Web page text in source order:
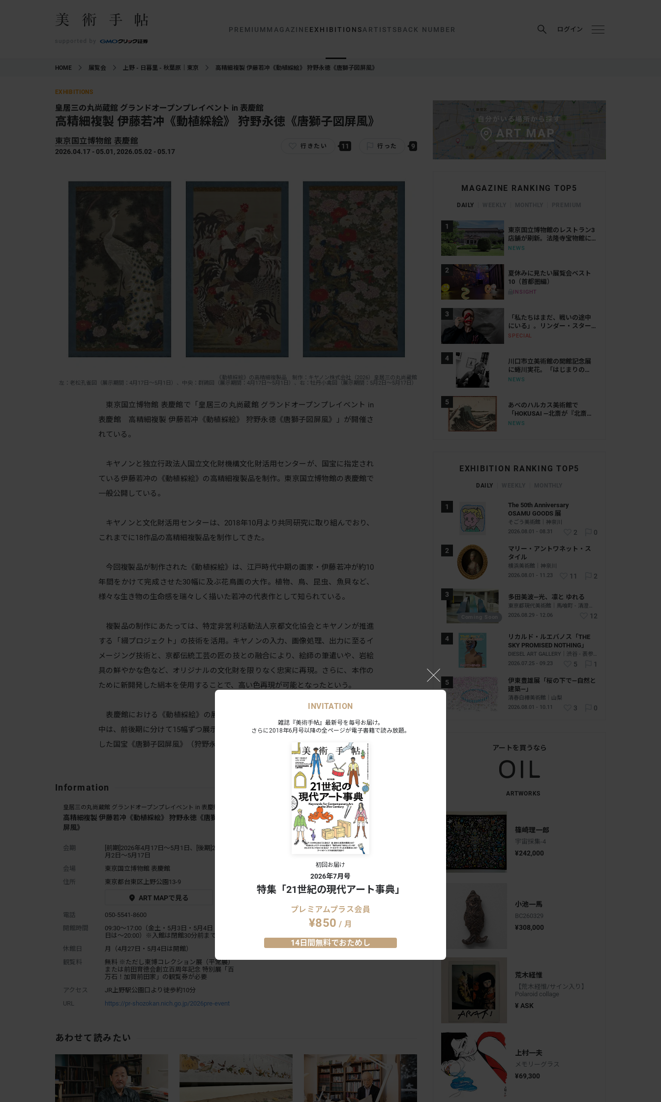
PREMIUM MAGAZINE EXHIBITIONSARTISTSBACK NUMBER ログイン
HOME 展覧会 上野 - 日暮里 - 秋葉原｜東京 高精細複製 伊藤若冲《動植綵絵》 狩野永徳《唐獅子図屏風》
EXHIBITIONS
皇居三の丸尚蔵館 グランドオープンプレイベント in 表慶館
高精細複製 伊藤若冲《動植綵絵》 狩野永徳《唐獅子図屏風》
東京国立博物館 表慶館
2026.04.17 - 05.01, 2026.05.02 - 05.17
行きたい 11 行った 9
《動植綵絵》の高精細複製品 制作：キヤノン株式会社（2026）皇居三の丸尚蔵館
左：老松孔雀図（展示期間：4月17日～5月1日）、中央：群鶏図（展示期間：4月17日～5月1日）、右：牡丹小禽図（展示期間：5月2日～5月17日）
東京国立博物館 表慶館で「皇居三の丸尚蔵館 グランドオープンプレイベント in
表慶館 高精細複製 伊藤若冲《動植綵絵》 狩野永徳《唐獅子図屏風》」が開催さ
れている。
キヤノンと独立行政法人国立文化財機構文化財活用センターが、国宝に指定され
ている伊藤若冲の《動植綵絵》の高精細複製品を制作。東京国立博物館の表慶館で
一般公開している。
キヤノンと文化財活用センターは、2018年10月より共同研究に取り組んでおり、
これまでに18作品の高精細複製品を制作してきた。
今回複製品が制作された《動植綵絵》は、江戸時代中期の画家・伊藤若冲が約10
年間をかけて完成させた30幅に及ぶ花鳥画の大作。植物、鳥、昆虫、魚貝など、
様々な生き物の生命感を瑞々しく描いた若冲の代表作として知られている。
複製品の制作にあたっては、特定非営利活動法人京都文化協会とキヤノンが推進
する「綴プロジェクト」の技術を活用。キヤノンの入力、画像処理、出力に至るイ
メージング技術と、京都伝統工芸の匠の技との融合により、絵師の筆遣いや、岩絵
具の鮮やかな色など、オリジナルの文化財を限りなく忠実に再現。さらに、本作の
ために新開発した絹本を使用することで、高い色再現が可能となったという。
表慶館における《動植綵絵》の展示は、1926年の原本展示以来100年ぶり。会期
中は、前後期に分けて15幅ずつ展示されるほか、2023年度に本プロジェクトで制作
した国宝《唐獅子図屏風》（狩野永徳筆）の高精細複製品も併せて展示している。
Information
皇居三の丸尚蔵館 グランドオープンプレイベント in 表慶館
高精細複製 伊藤若冲《動植綵絵》 狩野永徳《唐獅子図
屏風》
会期
[前期]2026年4月17日～5月1日、[後期]2026年5
月2日～5月17日
会場
東京国立博物館 表慶館
住所
東京都台東区上野公園13-9
ART MAPで見る
電話
050-5541-8600
開館時間
09:30～17:00（金土・5月3日・5月4日・5月5
日は〜20:00）※入館は閉館30分前まで
休館日
月（4月27日・5月4日は開館）
観覧料
無料 ※ただし東博コレクション展（平常展）
または前田育徳会創立百周年記念 特別展「百
万石！加賀前田家」の観覧券が必要
アクセス
JR上野駅公園口より徒歩約10分
URL
https://pr-shozokan.nich.go.jp/2026pre-event
あわせて読みたい
MAGAZINE RANKING TOP5
DAILY
東京国立博物館のレストラン3
店舗が刷新。法隆寺宝物館に
は「鮨会席 おく乃」がオープ
NEWS
夏休みに見たい展覧会ベスト
10（首都圏編）
INSIGHT
「私たちはまだ、戦いの途中
にいる」。リンダー・スター
リングが語る、表現と抵抗の
SPECIAL
川口市立美術館の開館記念展
に蜷川実花。「はじまりの
光」で創作の原点をたどる
NEWS
あべのハルカス美術館で
「HOKUSAI ―北斎が『北斎』
だった時代―」が来年開催。
NEWS
EXHIBITION RANKING TOP5
DAILY
The 50th Anniversary
OSAMU GOODS 展
そごう美術館｜神奈川
2026.08.01 - 08.31
2 0
マリー・アントワネット・ス
タイル
横浜美術館｜神奈川
2026.08.01 - 11.23
11 2
多田美波―光、凛と ゆれる
東京都現代美術館｜馬喰町 - 清澄白河｜東京
2026.08.29 - 12.06
12
リカルド・ルエバノス「THE
SKY PROMISED NOTHING」
2026.07.25 - 09.23
5 1
伊東豊雄展「桜の下で―自然と
建築―」
清春白樺美術館｜山梨
2026.08.01 - 10.11
3 0
アートを買うなら
ARTWORKS
篠崎理一郎
宇宙採集-4
¥242,000
小池一馬
BC260329
¥308,000
荒木経惟
【荒木経惟/サイン入り】
Polaroid collage
¥ ASK
上村一夫
メモリーグラス
¥69,300
INVITATION
雑誌『美術手帖』最新号を毎号お届け。
さらに2018年6月号以降の全ページが電子書籍で読み放題。
初回お届け
2026年7月号
特集「21世紀の現代アート事典」
プレミアムプラス会員
¥850 / 月
14日間無料でおためし